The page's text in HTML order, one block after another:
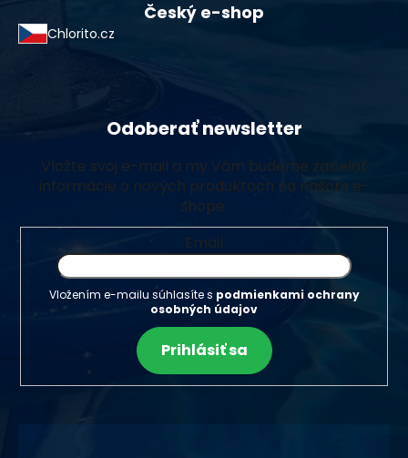
Český e-shop
Chlorito.cz
Odoberať newsletter
Vložte svoj e-mail a my Vám budeme zasielať
informácie o nových produktoch na našom e-
shope.
Email
Vložením e-mailu súhlasíte s podmienkami ochrany
osobných údajov
Prihlásiť sa